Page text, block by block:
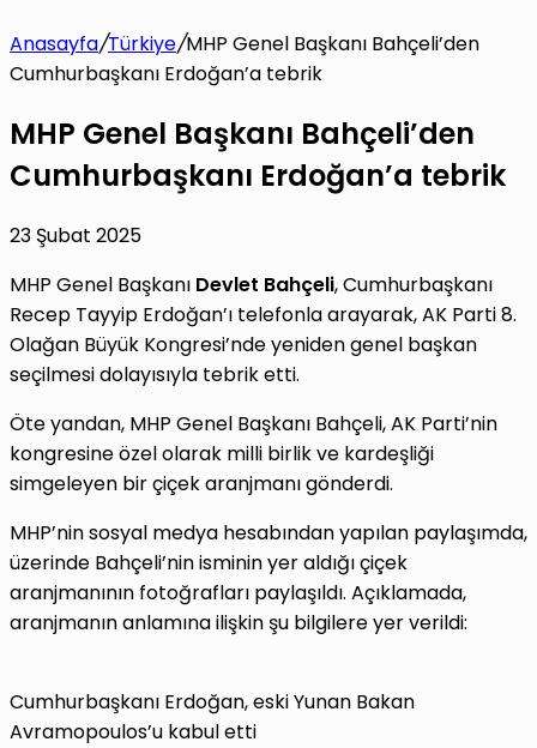
Anasayfa/Türkiye/MHP Genel Başkanı Bahçeli’den
Cumhurbaşkanı Erdoğan’a tebrik
MHP Genel Başkanı Bahçeli’den
Cumhurbaşkanı Erdoğan’a tebrik
23 Şubat 2025
MHP Genel Başkanı Devlet Bahçeli, Cumhurbaşkanı
Recep Tayyip Erdoğan’ı telefonla arayarak, AK Parti 8.
Olağan Büyük Kongresi’nde yeniden genel başkan
seçilmesi dolayısıyla tebrik etti.
Öte yandan, MHP Genel Başkanı Bahçeli, AK Parti’nin
kongresine özel olarak milli birlik ve kardeşliği
simgeleyen bir çiçek aranjmanı gönderdi.
MHP’nin sosyal medya hesabından yapılan paylaşımda,
üzerinde Bahçeli’nin isminin yer aldığı çiçek
aranjmanının fotoğrafları paylaşıldı. Açıklamada,
aranjmanın anlamına ilişkin şu bilgilere yer verildi:
Cumhurbaşkanı Erdoğan, eski Yunan Bakan
Avramopoulos’u kabul etti